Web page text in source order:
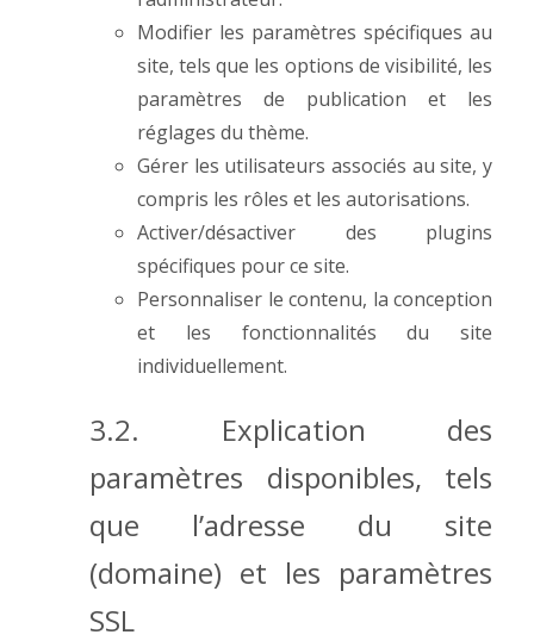
Modifier les paramètres spécifiques au
site, tels que les options de visibilité, les
paramètres de publication et les
réglages du thème.
Gérer les utilisateurs associés au site, y
compris les rôles et les autorisations.
Activer/désactiver des plugins
spécifiques pour ce site.
Personnaliser le contenu, la conception
et les fonctionnalités du site
individuellement.
3.2. Explication des
paramètres disponibles, tels
que l’adresse du site
(domaine) et les paramètres
SSL